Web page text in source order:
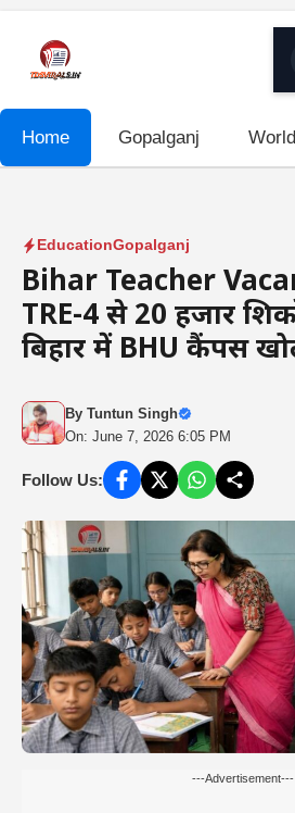
content
Home Gopalganj World
EducationGopalganj
Bihar Teacher
TRE-4 से 20 हजार
बिहार में BHU कैंपस
By Tuntun Singh
On: June 7, 2026 6:05 PM
Follow Us:
---Advertisement---